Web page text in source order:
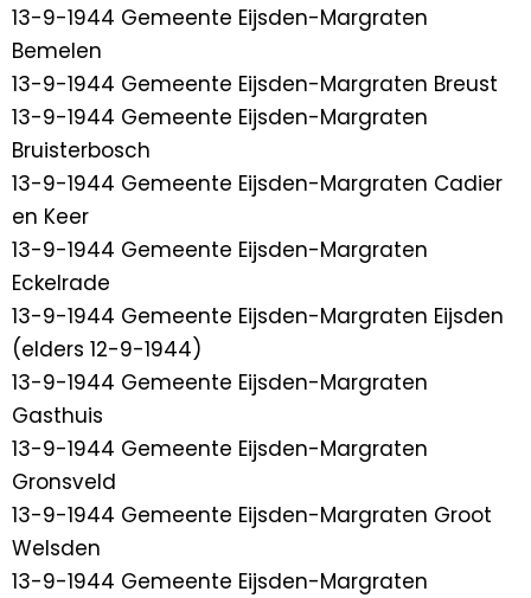
13-9-1944 Gemeente Eijsden-Margraten
Bemelen
13-9-1944 Gemeente Eijsden-Margraten Breust
13-9-1944 Gemeente Eijsden-Margraten
Bruisterbosch
13-9-1944 Gemeente Eijsden-Margraten Cadier
en Keer
13-9-1944 Gemeente Eijsden-Margraten
Eckelrade
13-9-1944 Gemeente Eijsden-Margraten Eijsden
(elders 12-9-1944)
13-9-1944 Gemeente Eijsden-Margraten
Gasthuis
13-9-1944 Gemeente Eijsden-Margraten
Gronsveld
13-9-1944 Gemeente Eijsden-Margraten Groot
Welsden
13-9-1944 Gemeente Eijsden-Margraten